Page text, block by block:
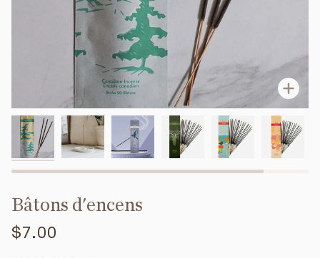
Bâtons d'encens
$7.00